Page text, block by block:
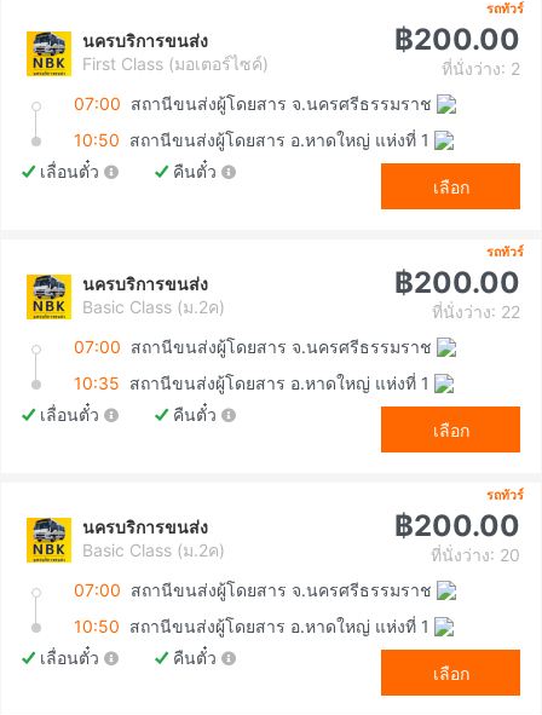
รถทัวร์
นครบริการขนส่ง
First Class (มอเตอร์ไซค์)
฿200.00
ที่นั่งว่าง: 2
07:00 สถานีขนส่งผู้โดยสาร จ.นครศรีธรรมราช
10:50 สถานีขนส่งผู้โดยสาร อ.หาดใหญ่ แห่งที่ 1
เลื่อนตั๋ว
คืนตั๋ว
เลือก
รถทัวร์
นครบริการขนส่ง
Basic Class (ม.2ค)
฿200.00
ที่นั่งว่าง: 22
07:00 สถานีขนส่งผู้โดยสาร จ.นครศรีธรรมราช
10:35 สถานีขนส่งผู้โดยสาร อ.หาดใหญ่ แห่งที่ 1
เลื่อนตั๋ว
คืนตั๋ว
เลือก
รถทัวร์
นครบริการขนส่ง
Basic Class (ม.2ค)
฿200.00
ที่นั่งว่าง: 20
07:00 สถานีขนส่งผู้โดยสาร จ.นครศรีธรรมราช
10:50 สถานีขนส่งผู้โดยสาร อ.หาดใหญ่ แห่งที่ 1
เลื่อนตั๋ว
คืนตั๋ว
เลือก